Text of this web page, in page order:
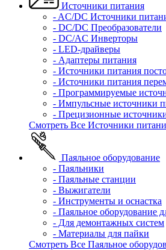
Источники питания
- AC/DC Источники
- DC/DC Преобразователи
- DC/AC Инверторы
- LED-драйверы
- Адаптеры питания
- Источники питания
- Источники питания
- Программируемые
- Импульсные источники
- Прецизионные
Смотреть Все Источники
Паяльное оборудование
- Паяльники
- Паяльные станции
- Выжигатели
- Инструменты и оснастка
- Паяльное оборудование
- Для демонтажных систем
- Материалы для пайки
Смотреть Все Паяльное